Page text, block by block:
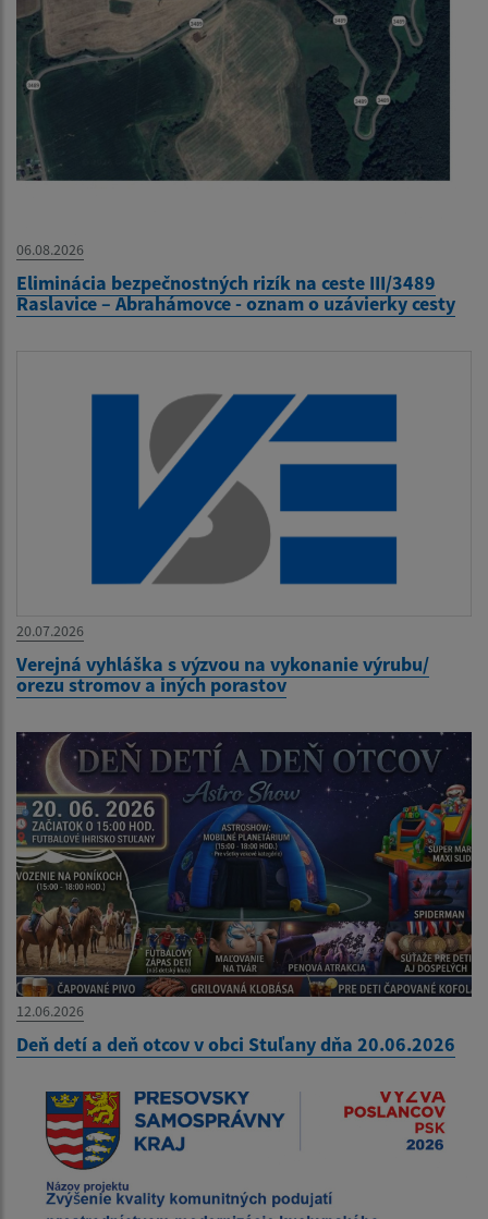
06.08.2026
Eliminácia bezpečnostných rizík na ceste III/3489
Raslavice – Abrahámovce - oznam o uzávierky cesty
20.07.2026
Verejná vyhláška s výzvou na vykonanie výrubu/
orezu stromov a iných porastov
12.06.2026
Deň detí a deň otcov v obci Stuľany dňa 20.06.2026